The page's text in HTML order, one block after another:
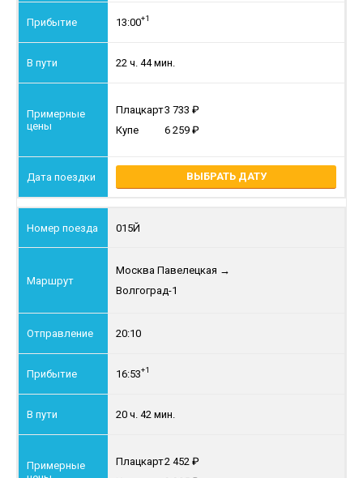
13:00+1
22 ч. 44 мин.
Плацкарт3 733
Купе
6 259
ВЫБРАТЬ ДАТУ
015Й
Москва Павелецкая →
Волгоград-1
20:10
16:53+1
20 ч. 42 мин.
Плацкарт2 452